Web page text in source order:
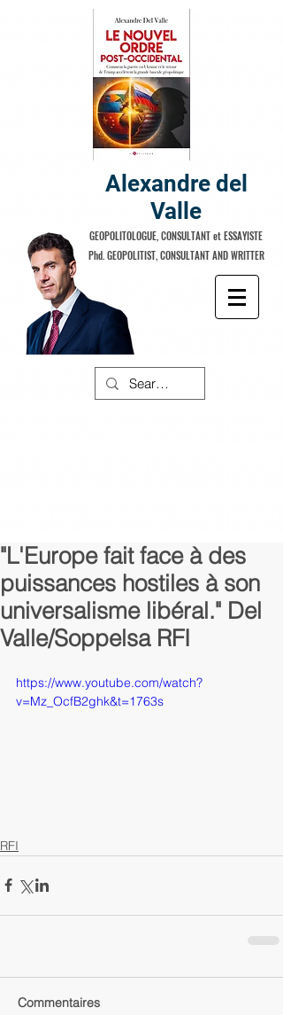
Alexandre del
Valle
GEOPOLITOLOGUE, CONSULTANT et ESSAYISTE
Phd. GEOPOLITIST, CONSULTANT AND WRITTER
"L'Europe fait face à des
puissances hostiles à son
universalisme libéral." Del
Valle/Soppelsa RFI
https://www.youtube.com/watch?
v=Mz_OcfB2ghk&t=1763s
RFI
Commentaires